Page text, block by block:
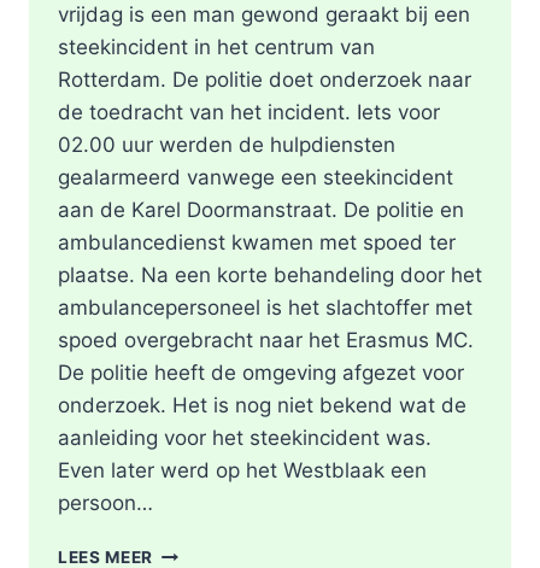
vrijdag is een man gewond geraakt bij een
steekincident in het centrum van
Rotterdam. De politie doet onderzoek naar
de toedracht van het incident. Iets voor
02.00 uur werden de hulpdiensten
gealarmeerd vanwege een steekincident
aan de Karel Doormanstraat. De politie en
ambulancedienst kwamen met spoed ter
plaatse. Na een korte behandeling door het
ambulancepersoneel is het slachtoffer met
spoed overgebracht naar het Erasmus MC.
De politie heeft de omgeving afgezet voor
onderzoek. Het is nog niet bekend wat de
aanleiding voor het steekincident was.
Even later werd op het Westblaak een
persoon…
LEES MEER POLITIE